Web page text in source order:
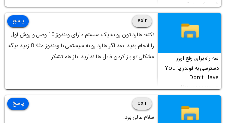
شورت‌کات در آن موجود
است!
سه راه برای رفع ارور
دسترسی به فولدر یا You
Don’t Have
Permission to
Access this folder
exir
نکته: هارد تون رو به یک سیستم دارای ویندوز 10 وصل و روش اول
را انجام بدید. بعد اگر هارد رو به سیستمی با ویندوز مثلا 8 زدید دیگه
مشکلی تو باز کردن فایل ها ندارید. باز هم تشکر
پاسخ
exir
سلام عالی بود.
پاسخ